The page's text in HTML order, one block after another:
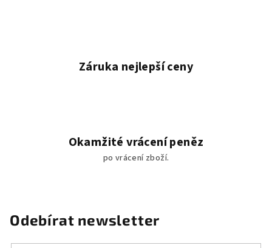
Záruka nejlepší ceny
Okamžité vrácení peněz
po vrácení zboží.
Odebírat newsletter